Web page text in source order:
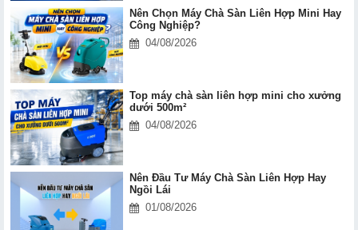
Nên Chọn Máy Chà Sàn Liên Hợp Mini Hay
Công Nghiệp?
04/08/2026
Top máy chà sàn liên hợp mini cho xưởng
dưới 500m²
04/08/2026
Nên Đầu Tư Máy Chà Sàn Liên Hợp Hay
Ngồi Lái
01/08/2026